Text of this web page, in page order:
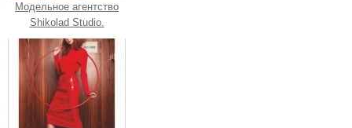
Модельное агентство
Shikolad Studio.